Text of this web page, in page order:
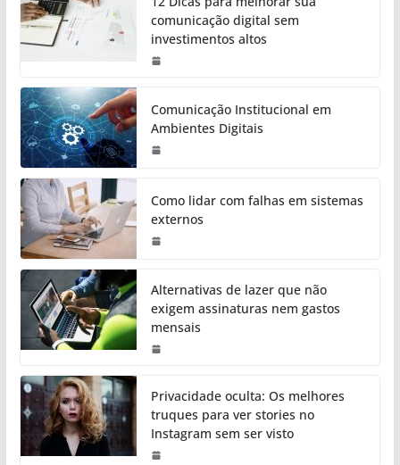
comunicação digital sem
investimentos altos
Comunicação Institucional em
Ambientes Digitais
Como lidar com falhas em sistemas
externos
Alternativas de lazer que não
exigem assinaturas nem gastos
mensais
Privacidade oculta: Os melhores
truques para ver stories no
Instagram sem ser visto